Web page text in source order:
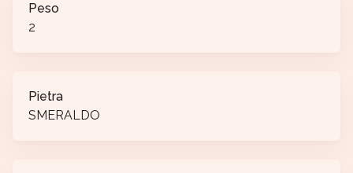
Peso
2
Pietra
SMERALDO